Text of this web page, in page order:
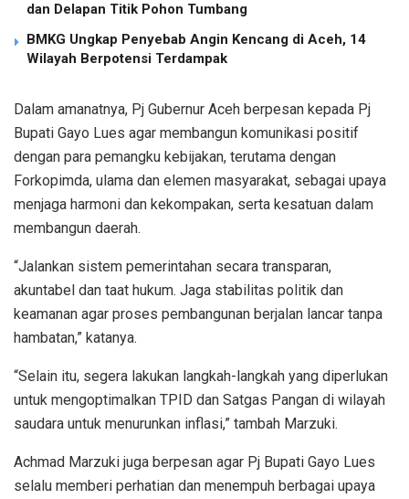
dan Delapan Titik Pohon Tumbang
BMKG Ungkap Penyebab Angin Kencang di Aceh, 14
Wilayah Berpotensi Terdampak
Dalam amanatnya, Pj Gubernur Aceh berpesan kepada Pj
Bupati Gayo Lues agar membangun komunikasi positif
dengan para pemangku kebijakan, terutama dengan
Forkopimda, ulama dan elemen masyarakat, sebagai upaya
menjaga harmoni dan kekompakan, serta kesatuan dalam
membangun daerah.
“Jalankan sistem pemerintahan secara transparan,
akuntabel dan taat hukum. Jaga stabilitas politik dan
keamanan agar proses pembangunan berjalan lancar tanpa
hambatan,” katanya.
“Selain itu, segera lakukan langkah-langkah yang diperlukan
untuk mengoptimalkan TPID dan Satgas Pangan di wilayah
saudara untuk menurunkan inflasi,” tambah Marzuki.
Achmad Marzuki juga berpesan agar Pj Bupati Gayo Lues
selalu memberi perhatian dan menempuh berbagai upaya